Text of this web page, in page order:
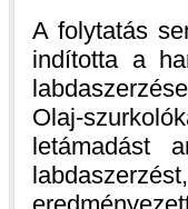
A folytatás
indította a
Olaj-
letámadást